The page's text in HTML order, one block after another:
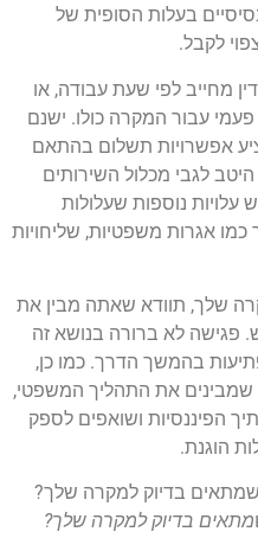
בעלות הסופית של
לקבל.
מחייב לפי שעת עבודה, או
עבור המקרה כולו. ישנם
אפשרויות תשלום בהתאם
לגבי מכלול השירותים
נוספות שעלולות
אגרות משפטיות, שליחויות
שלך, תוודא שאתה מבין את
פגישה לא ברורה בנושא זה
בהמשך הדרך. כמו כן,
שמבינים את התהליך המשפטי,
הפיננסיות ושואפים לספק
הוגנת.
בדיוק למקרה שלך?